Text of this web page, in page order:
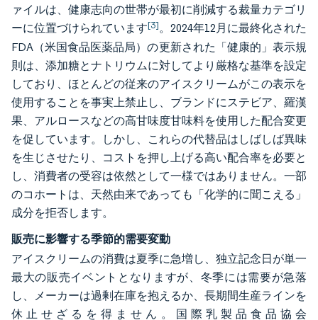
ァイルは、健康志向の世帯が最初に削減する裁量カテゴリ
ーに位置づけられています[3]。2024年12月に最終化された
FDA（米国食品医薬品局）の更新された「健康的」表示規
則は、添加糖とナトリウムに対してより厳格な基準を設定
しており、ほとんどの従来のアイスクリームがこの表示を
使用することを事実上禁止し、ブランドにステビア、羅漢
果、アルロースなどの高甘味度甘味料を使用した配合変更
を促しています。しかし、これらの代替品はしばしば異味
を生じさせたり、コストを押し上げる高い配合率を必要と
し、消費者の受容は依然として一様ではありません。一部
のコホートは、天然由来であっても「化学的に聞こえる」
成分を拒否します。
販売に影響する季節的需要変動
アイスクリームの消費は夏季に急増し、独立記念日が単一
最大の販売イベントとなりますが、冬季には需要が急落
し、メーカーは過剰在庫を抱えるか、長期間生産ラインを
休止せざるを得ません。国際乳製品食品協会